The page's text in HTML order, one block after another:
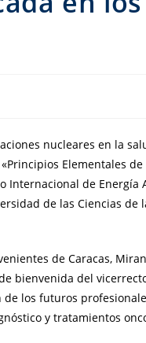
nucleares en la
Elementales
de Energía
de las Ciencias de
de Caracas,
bienvenida del
los futuros
y tratamientos